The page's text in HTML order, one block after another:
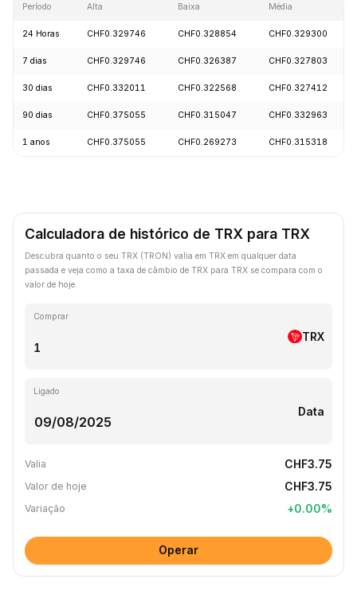
Período Alta Baixa Média
24 Horas CHF0.329746 CHF0.328854 CHF0.329300
7 dias CHF0.329746 CHF0.326387 CHF0.327803
30 dias CHF0.332011 CHF0.322568 CHF0.327412
90 dias CHF0.375055 CHF0.315047 CHF0.332963
1 anos CHF0.375055 CHF0.269273 CHF0.315318
Calculadora de histórico de TRX para TRX
Descubra quanto o seu TRX (TRON) valia em TRX em qualquer data
passada e veja como a taxa de câmbio de TRX para TRX se compara com o
valor de hoje.
Comprar
TRX
Ligado
Data
Valia CHF3.75
Valor de hoje CHF3.75
Variação +0.00%
Operar